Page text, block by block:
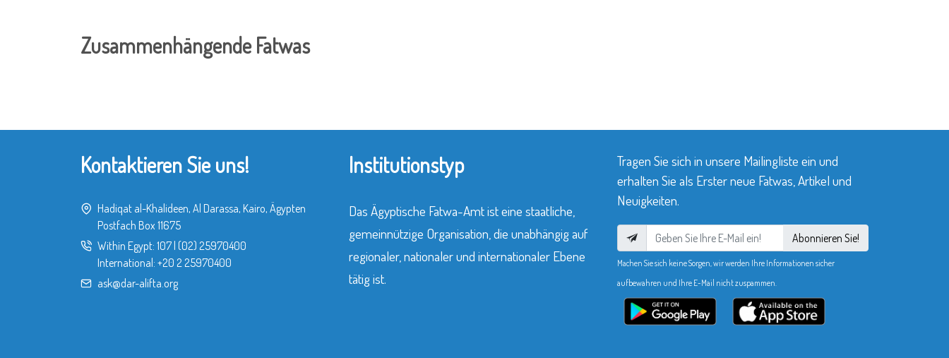
Zusammenhängende Fatwas
Kontaktieren Sie uns!
Hadiqat al-Khalideen, Al Darassa, Kairo, Ägypten
Postfach Box 11675
Within Egypt: 107 (02) 25970400
International: +20 2 25970400
ask@dar-alifta.org
Institutionstyp
Das Ägyptische Fatwa-Amt ist eine staatliche,
gemeinnützige Organisation, die unabhängig auf
regionaler, nationaler und internationaler Ebene
tätig ist.
Tragen Sie sich in unsere Mailingliste ein und
erhalten Sie als Erster neue Fatwas, Artikel und
Neuigkeiten.
Abonnieren Sie!
Machen Sie sich keine Sorgen, wir werden Ihre Informationen sicher
aufbewahren und Ihre E-Mail nicht zuspammen.